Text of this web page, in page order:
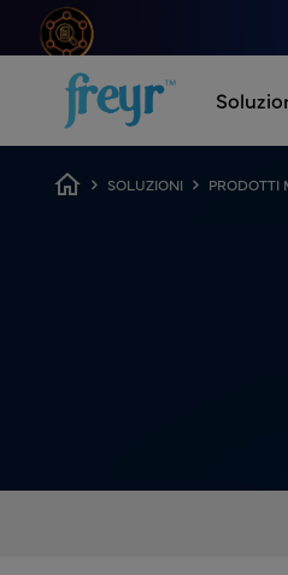
Salta al contenuto principale
Breadcrumb
SOLUZIONI PRODOTTI